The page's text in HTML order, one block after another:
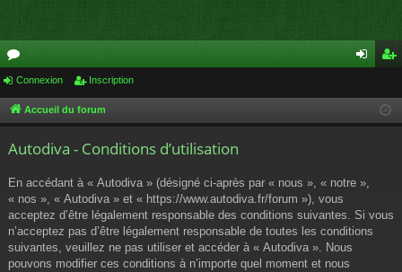
or
u cri
Connexion Inscription
Accueil du forum
Autodiva - Conditions d’utilisation
En accédant à « Autodiva » (désigné ci-après par « nous », « notre »,
« nos », « Autodiva » et « https://www.autodiva.fr/forum »), vous
acceptez d’être légalement responsable des conditions suivantes. Si vous
n’acceptez pas d’être légalement responsable de toutes les conditions
suivantes, veuillez ne pas utiliser et accéder à « Autodiva ». Nous
pouvons modifier ces conditions à n’importe quel moment et nous